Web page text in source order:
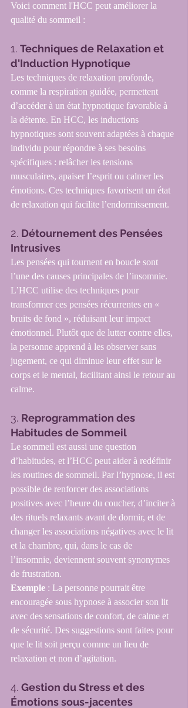
Voici comment l'HCC peut améliorer la
qualité du sommeil :
1. Techniques de Relaxation et
d'Induction Hypnotique
Les techniques de relaxation profonde,
comme la respiration guidée, permettent
d’accéder à un état hypnotique favorable à
la détente. En HCC, les inductions
hypnotiques sont souvent adaptées à chaque
individu pour répondre à ses besoins
spécifiques : relâcher les tensions
musculaires, apaiser l’esprit ou calmer les
émotions. Ces techniques favorisent un état
de relaxation qui facilite l’endormissement.
2. Détournement des Pensées
Intrusives
Les pensées qui tournent en boucle sont
l’une des causes principales de l’insomnie.
L’HCC utilise des techniques pour
transformer ces pensées récurrentes en «
bruits de fond », réduisant leur impact
émotionnel. Plutôt que de lutter contre elles,
la personne apprend à les observer sans
jugement, ce qui diminue leur effet sur le
corps et le mental, facilitant ainsi le retour au
calme.
3. Reprogrammation des
Habitudes de Sommeil
Le sommeil est aussi une question
d’habitudes, et l’HCC peut aider à redéfinir
les routines de sommeil. Par l’hypnose, il est
possible de renforcer des associations
positives avec l’heure du coucher, d’inciter à
des rituels relaxants avant de dormir, et de
changer les associations négatives avec le lit
et la chambre, qui, dans le cas de
l’insomnie, deviennent souvent synonymes
de frustration.
Exemple : La personne pourrait être
encouragée sous hypnose à associer son lit
avec des sensations de confort, de calme et
de sécurité. Des suggestions sont faites pour
que le lit soit perçu comme un lieu de
relaxation et non d’agitation.
4. Gestion du Stress et des
Émotions sous-jacentes